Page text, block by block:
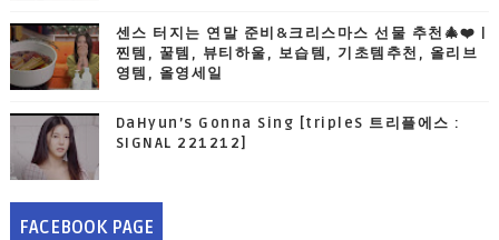
센스 터지는 연말 준비&크리스마스 선물 추천🎄❤️ |
찐템, 꿀템, 뷰티하울, 보습템, 기초템추천, 올리브
영템, 올영세일
DaHyun’s Gonna Sing [tripleS 트리플에스 :
SIGNAL 221212]
FACEBOOK PAGE